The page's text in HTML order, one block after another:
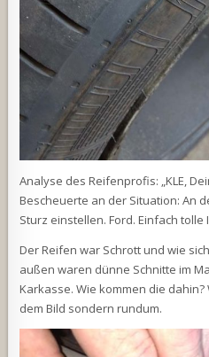
Analyse des Reifenprofis: „KLE,
Bescheuerte an der Situation: An
Sturz einstellen. Ford. Einfach
Der Reifen war Schrott und wie
außen waren dünne Schnitte im
Karkasse. Wie kommen die
dem Bild sondern rundum.